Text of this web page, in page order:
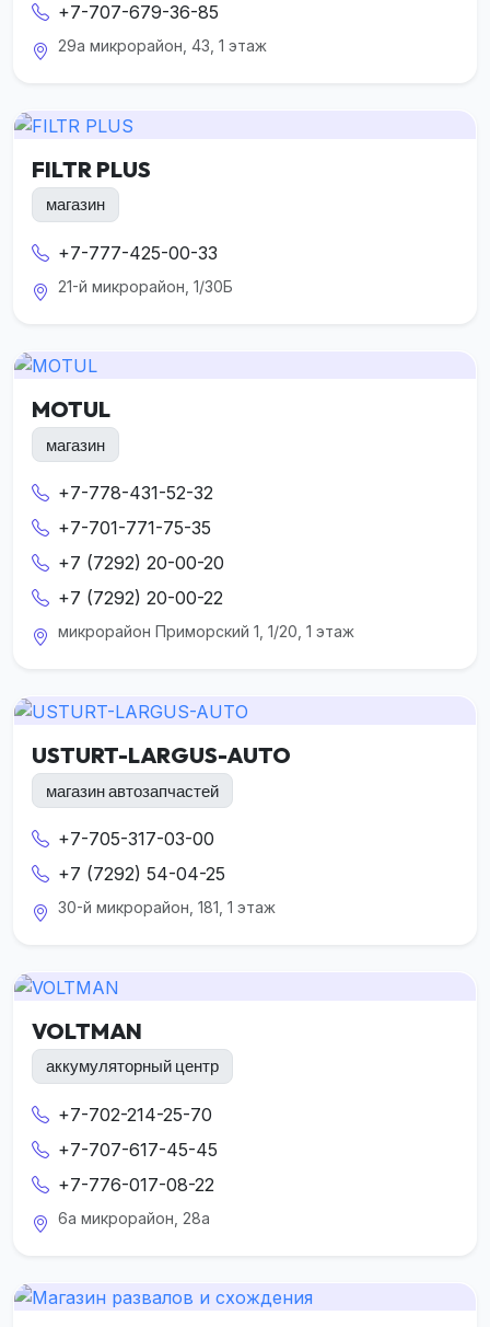
+7-707-679-36-85
29а микрорайон, 43, 1 этаж
FILTR PLUS
магазин
+7-777-425-00-33
21-й микрорайон, 1/30Б
MOTUL
магазин
+7-778-431-52-32
+7-701-771-75-35
+7 (7292) 20-00-20
+7 (7292) 20-00-22
микрорайон Приморский 1, 1/20, 1 этаж
USTURT-LARGUS-AUTO
магазин автозапчастей
+7-705-317-03-00
+7 (7292) 54-04-25
30-й микрорайон, 181, 1 этаж
VOLTMAN
аккумуляторный центр
+7-702-214-25-70
+7-707-617-45-45
+7-776-017-08-22
6а микрорайон, 28а